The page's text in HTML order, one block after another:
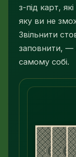
з-під карт,
яку ви не
Звільнити
заповнити, —
самому собі.